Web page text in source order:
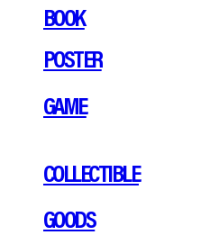
BOOK
POSTER
GAME
COLLECTIBLE
GOODS